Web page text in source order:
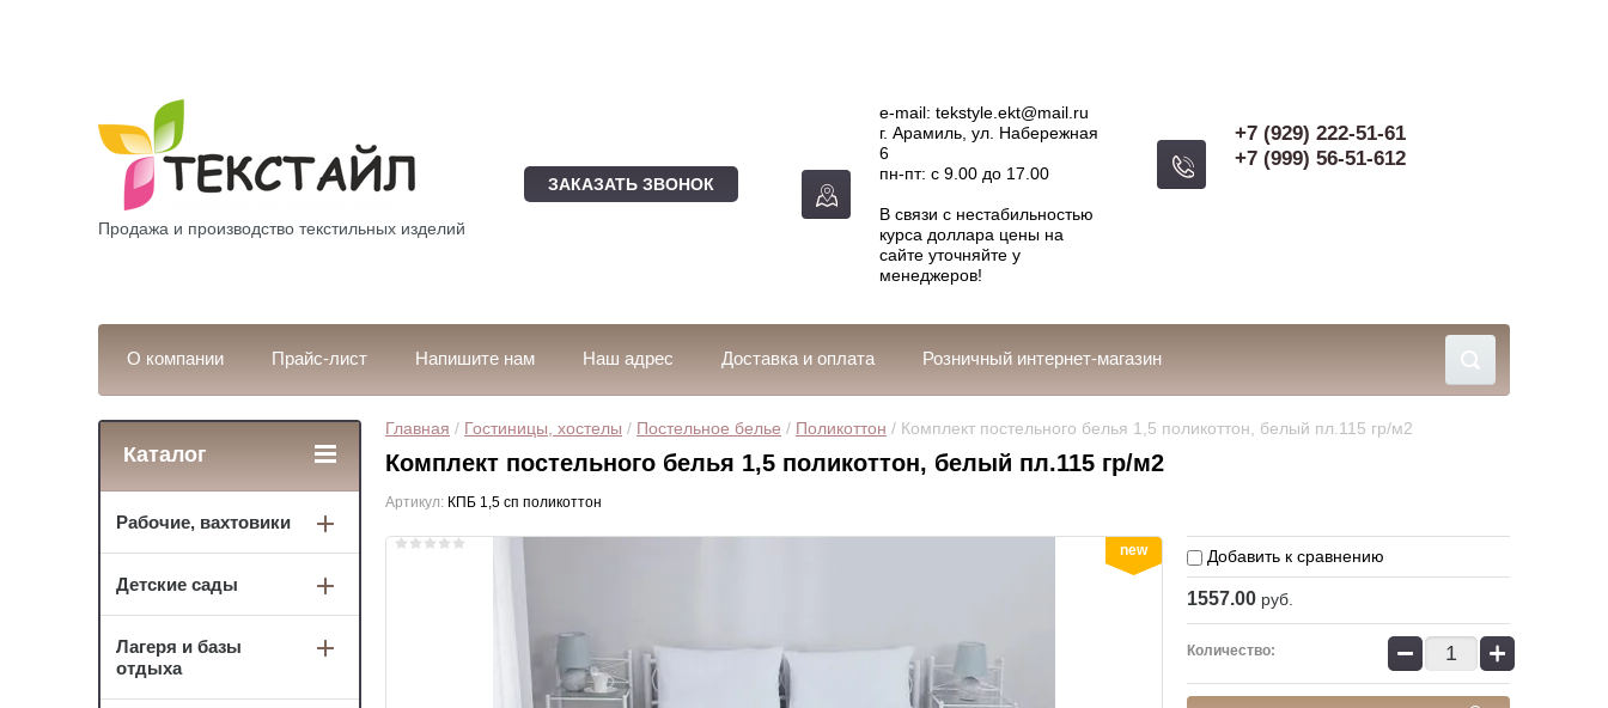
Продажа и производство текстильных изделий
+7 (929) 222-51-61
+7 (999) 56-51-612
ЗАКАЗАТЬ ЗВОНОК
e-mail: tekstyle.ekt@mail.ru
г. Арамиль, ул. Набережная
6
пн-пт: с 9.00 до 17.00
В связи с нестабильностью
курса доллара цены на
сайте уточняйте у
менеджеров!
О компании Прайс-лист Напишите нам Наш адрес Доставка и оплата Розничный интернет-магазин
Главная / Гостиницы, хостелы / Постельное белье / Поликоттон / Комплект постельного белья 1,5 поликоттон, белый пл.115 гр/м2
Комплект постельного белья 1,5 поликоттон, белый пл.115 гр/м2
Артикул: КПБ 1,5 сп поликоттон
new Добавить к сравнению
1557.00 руб.
Количество: − +
Каталог
Рабочие, вахтовики
Детские сады
Лагеря и базы
отдыха